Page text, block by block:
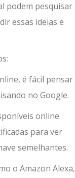
podem pesquisar
essas ideias e
é fácil pensar
no Google.
online
para ver
semelhantes.
o Amazon Alexa,